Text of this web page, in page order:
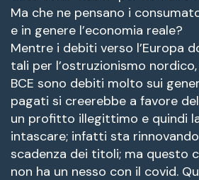
Ma che ne pensano i
e in genere l’economia reale?
Mentre i debiti verso l’Europa
tali per l’ostruzionismo
BCE sono debiti molto sui
pagati si creerebbe a favore
un profitto illegittimo e quindi
intascare; infatti sta
scadenza dei titoli; ma questo
non ha un nesso con il covid.